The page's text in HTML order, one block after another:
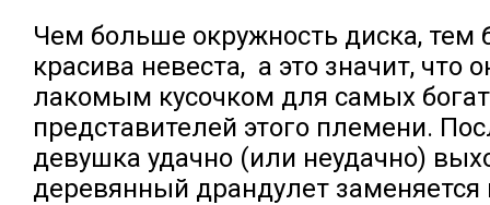
Чем больше окружность диска, тем
красива невеста, а это значит, что
лакомым кусочком для самых
представителей этого племени.
девушка удачно (или неудачно)
деревянный драндулет